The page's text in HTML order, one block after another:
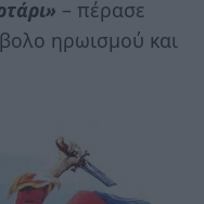
– πέρασε
ηρωισμού και